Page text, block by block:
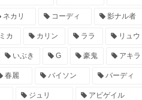
ネカリ コーディ 影ナル者
ミカ カリン ララ リュウ
いぶき G 豪鬼 アキラ
春麗 バイソン バーディ
ジュリ アビゲイル